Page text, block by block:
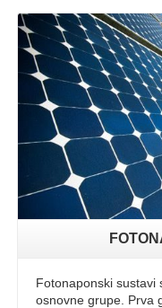
Fotonaponski sustavi
osnovne grupe. Prva